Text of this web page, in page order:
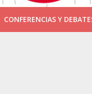
CONFERENCIAS Y